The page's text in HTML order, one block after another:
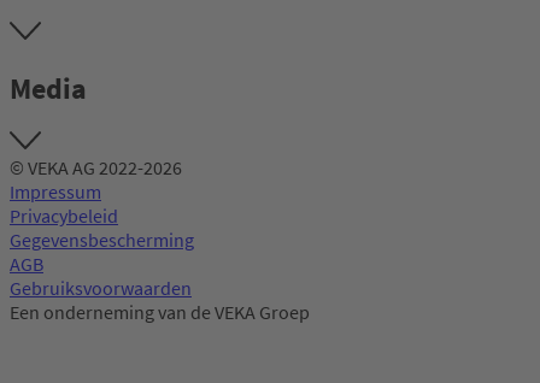
Media
© VEKA AG 2022-2026
Impressum
Privacybeleid
Gegevensbescherming
AGB
Gebruiksvoorwaarden
Een onderneming van de VEKA Groep